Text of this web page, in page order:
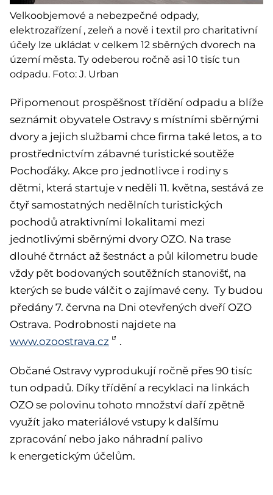
Velkoobjemové a nebezpečné odpady,
elektrozařízení , zeleň a nově i textil pro charitativní
účely lze ukládat v celkem 12 sběrných dvorech na
území města. Ty odeberou ročně asi 10 tisíc tun
odpadu. Foto: J. Urban
Připomenout prospěšnost třídění odpadu a blíže
seznámit obyvatele Ostravy s místními sběrnými
dvory a jejich službami chce firma také letos, a to
prostřednictvím zábavné turistické soutěže
Pochoďáky. Akce pro jednotlivce i rodiny s
dětmi, která startuje v neděli 11. května, sestává ze
čtyř samostatných nedělních turistických
pochodů atraktivními lokalitami mezi
jednotlivými sběrnými dvory OZO. Na trase
dlouhé čtrnáct až šestnáct a půl kilometru bude
vždy pět bodovaných soutěžních stanovišť, na
kterých se bude válčit o zajímavé ceny. Ty budou
předány 7. června na Dni otevřených dveří OZO
Ostrava. Podrobnosti najdete na
www.ozoostrava.cz
.
Občané Ostravy vyprodukují ročně přes 90 tisíc
tun odpadů. Díky třídění a recyklaci na linkách
OZO se polovinu tohoto množství daří zpětně
využít jako materiálové vstupy k dalšímu
zpracování nebo jako náhradní palivo
k energetickým účelům.